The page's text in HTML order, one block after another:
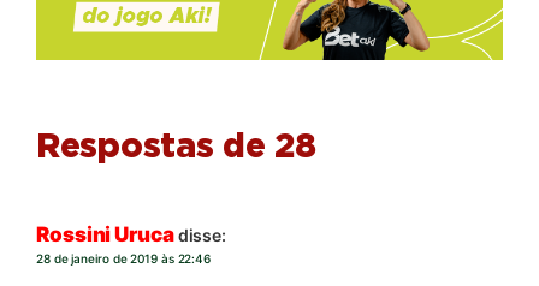
Respostas de 28
Rossini Urucadisse:
28 de janeiro de 2019 às 22:46